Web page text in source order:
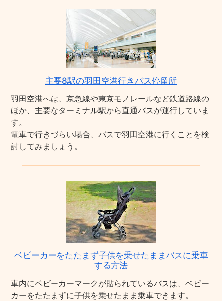
主要8駅の羽田空港行きバス停留所
羽田空港へは、京急線や東京モノレールなど鉄道路線の
ほか、主要なターミナル駅から直通バスが運行していま
す。
電車で行きづらい場合、バスで羽田空港に行くことを検
討してみましょう。
ベビーカーをたたまず子供を乗せたままバスに乗車
する方法
車内にベビーカーマークが貼られているバスは、ベビー
カーをたたまずに子供を乗せたまま乗車できます。